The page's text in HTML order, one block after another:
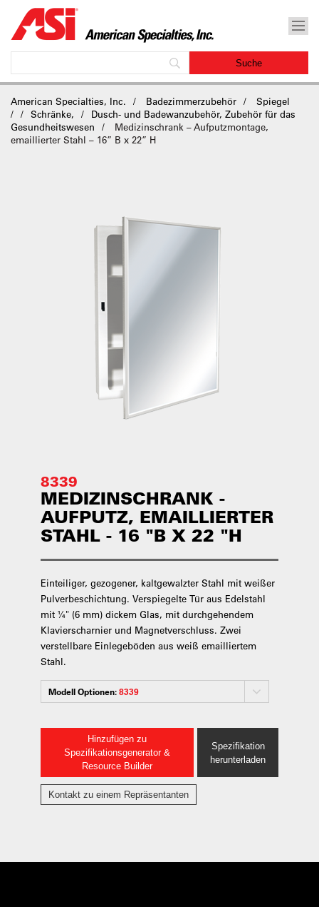
American Specialties, Inc. Badezimmerzubehör
Spiegel
/
Schränke,
Dusch- und Badewanzubehör, Zubehör für das
Gesundheitswesen
Medizinschrank – Aufputzmontage,
emaillierter Stahl – 16” B x 22” H
8339
MEDIZINSCHRANK -
AUFPUTZ, EMAILLIERTER
STAHL - 16 "B X 22 "H
Einteiliger, gezogener, kaltgewalzter Stahl mit weißer
Pulverbeschichtung. Verspiegelte Tür aus Edelstahl
mit ¼" (6 mm) dickem Glas, mit durchgehendem
Klavierscharnier und Magnetverschluss. Zwei
verstellbare Einlegeböden aus weiß emailliertem
Stahl.
Modell Optionen:8339
Hinzufügen zu
Spezifikationsgenerator &
Resource Builder
Spezifikation
herunterladen
Kontakt zu einem Repräsentanten